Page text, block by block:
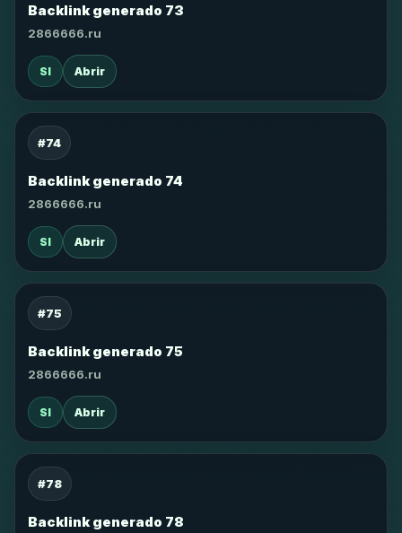
Backlink generado 73
2866666.ru
SI Abrir
#74
Backlink generado 74
2866666.ru
SI Abrir
#75
Backlink generado 75
2866666.ru
SI Abrir
#78
Backlink generado 78